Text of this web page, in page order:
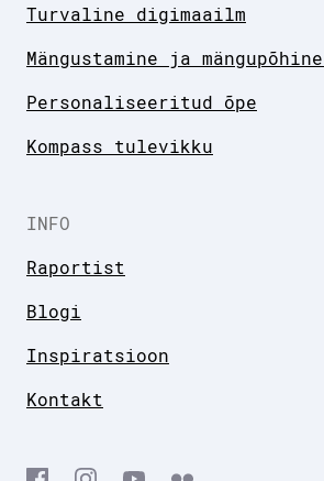
Turvaline digimaailm
Mängustamine ja
Personaliseeritud õpe
Kompass tulevikku
INFO
Raportist
Blogi
Inspiratsioon
Kontakt